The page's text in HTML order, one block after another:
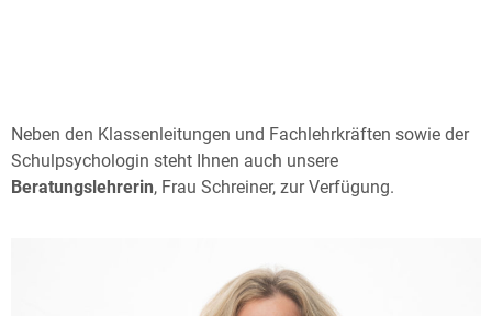
Neben den Klassenleitungen und Fachlehrkräften sowie der
Schulpsychologin steht Ihnen auch unsere
Beratungslehrerin, Frau Schreiner, zur Verfügung.